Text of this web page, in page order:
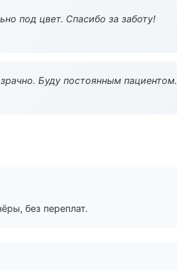
под цвет. Спасибо за заботу!
Буду постоянным пациентом.
без переплат.